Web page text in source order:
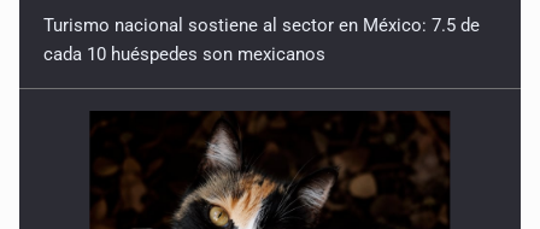
Que tiradero
10 de Julio de 2026
Detienen a conductor por amenazar con arma tras
incidente vial
9 de Julio de 2026
cada 10 huéspedes son mexicanos